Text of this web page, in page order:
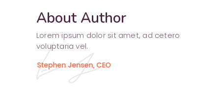
About Author
Lorem ipsum dolor sit amet, ad cetero
voluptaria vel.